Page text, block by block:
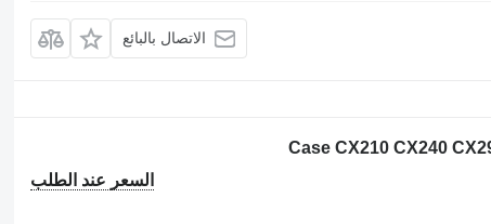
الاتصال بالبائع
السعر عند الطلب